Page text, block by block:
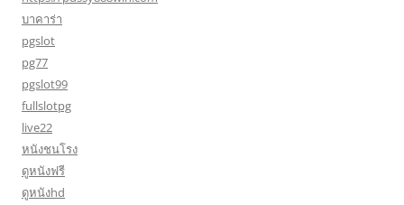
บาคาร่า
pgslot
pg77
pgslot99
fullslotpg
live22
หนังชนโรง
ดูหนังฟรี
ดูหนังhd